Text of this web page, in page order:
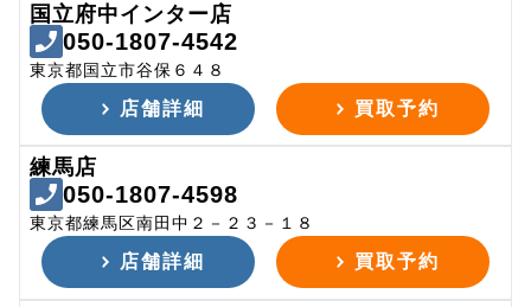
国立府中インター店
050-1807-4542
東京都国立市谷保６４８
店舗詳細 買取予約
練馬店
050-1807-4598
東京都練馬区南田中２－２３－１８
店舗詳細 買取予約